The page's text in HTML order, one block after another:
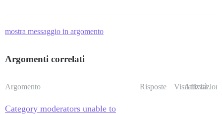
mostra messaggio in argomento
Argomenti correlati
Argomento Risposte Visualizzazioni
Attività
Category moderators unable to